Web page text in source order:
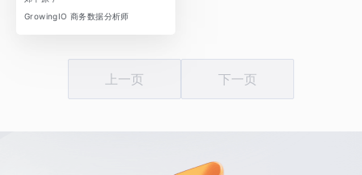
GrowingIO 商务数据分析师
上一页 下一页